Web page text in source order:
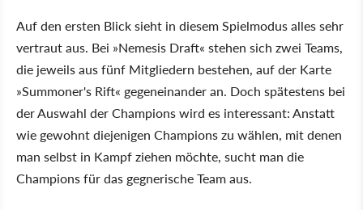
Auf den ersten Blick sieht in diesem Spielmodus alles sehr
vertraut aus. Bei »Nemesis Draft« stehen sich zwei Teams,
die jeweils aus fünf Mitgliedern bestehen, auf der Karte
»Summoner's Rift« gegeneinander an. Doch spätestens bei
der Auswahl der Champions wird es interessant: Anstatt
wie gewohnt diejenigen Champions zu wählen, mit denen
man selbst in Kampf ziehen möchte, sucht man die
Champions für das gegnerische Team aus.